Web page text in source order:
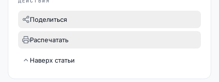
Поделиться
Распечатать
Наверх статьи